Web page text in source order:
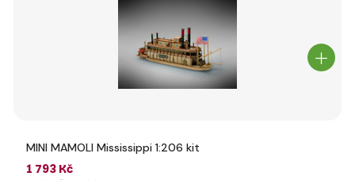
MINI MAMOLI Mississippi 1:206 kit
1 793 Kč